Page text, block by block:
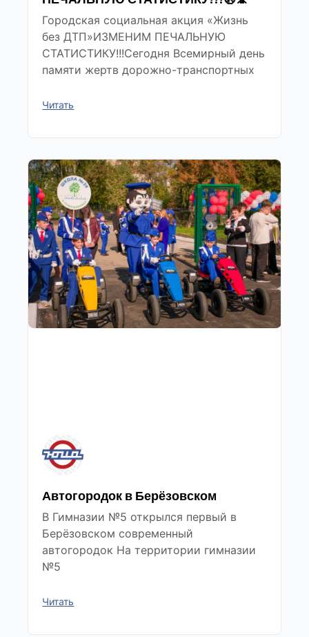
Городская социальная акция «Жизнь
без ДТП»ИЗМЕНИМ ПЕЧАЛЬНУЮ
СТАТИСТИКУ!!!Сегодня Всемирный день
памяти жертв дорожно-транспортных
Читать
Автогородок в Берёзовском
В Гимназии №5 открылся первый в
Берёзовском современный
автогородок На территории гимназии
№5
Читать